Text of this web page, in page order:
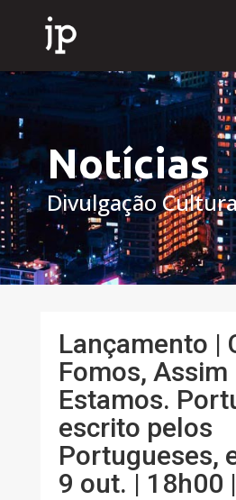
Notícias
Divulgação
Lançamento |
Fomos, Assim
Estamos.
escrito pelos
Portugueses,
9 out. | 18h00